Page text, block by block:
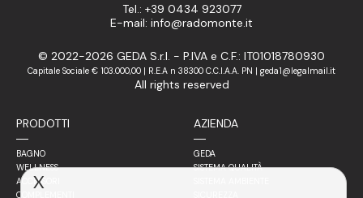
Tel.: +39 0434 923077
E-mail: info@radomonte.it
© 2022-2026 GEDA S.r.l. - P.IVA e C.F.: IT01018780930
Capitale Sociale € 103.000,00 | R.E.A n 38300 C.C.I.A.A. PN | geda1@legalmail.it
All rights reserved
PRODOTTI
BAGNO
WELLNESS
ACCESSORI
COMPLEMENTI
AZIENDA
GEDA
SISTEMA QUALITÀ
X